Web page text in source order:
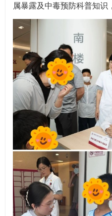
属暴露及中毒预防科普知识